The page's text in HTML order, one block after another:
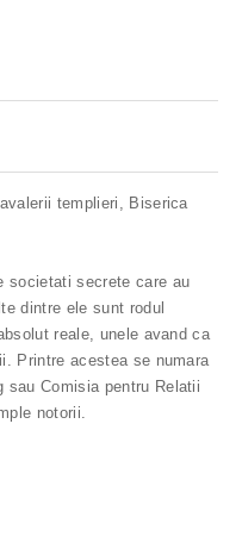
templieri, Biserica
societati secrete care au
dintre ele sunt rodul
reale, unele avand ca
Printre acestea se numara
sau Comisia pentru Relatii
notorii.